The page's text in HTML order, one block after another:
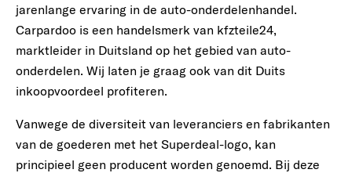
jarenlange ervaring in de auto-onderdelenhandel.
Carpardoo is een handelsmerk van kfzteile24,
marktleider in Duitsland op het gebied van auto-
onderdelen. Wij laten je graag ook van dit Duits
inkoopvoordeel profiteren.
Vanwege de diversiteit van leveranciers en fabrikanten
van de goederen met het Superdeal-logo, kan
principieel geen producent worden genoemd. Bij deze